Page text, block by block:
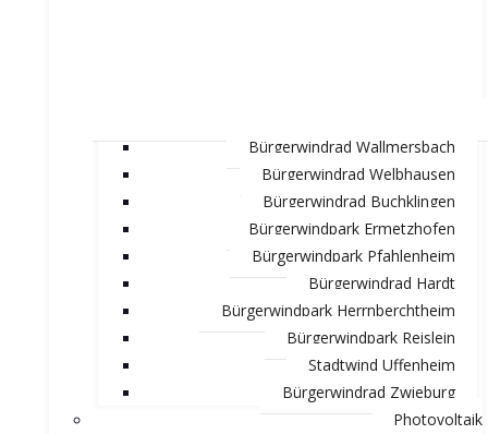
Bürgerwindrad Wallmersbach
Bürgerwindrad Welbhausen
Bürgerwindrad Buchklingen
Bürgerwindpark Ermetzhofen
Bürgerwindpark Pfahlenheim
Bürgerwindrad Hardt
Bürgerwindpark Herrnberchtheim
Bürgerwindpark Reislein
Stadtwind Uffenheim
Bürgerwindrad Zwieburg
Photovoltaik